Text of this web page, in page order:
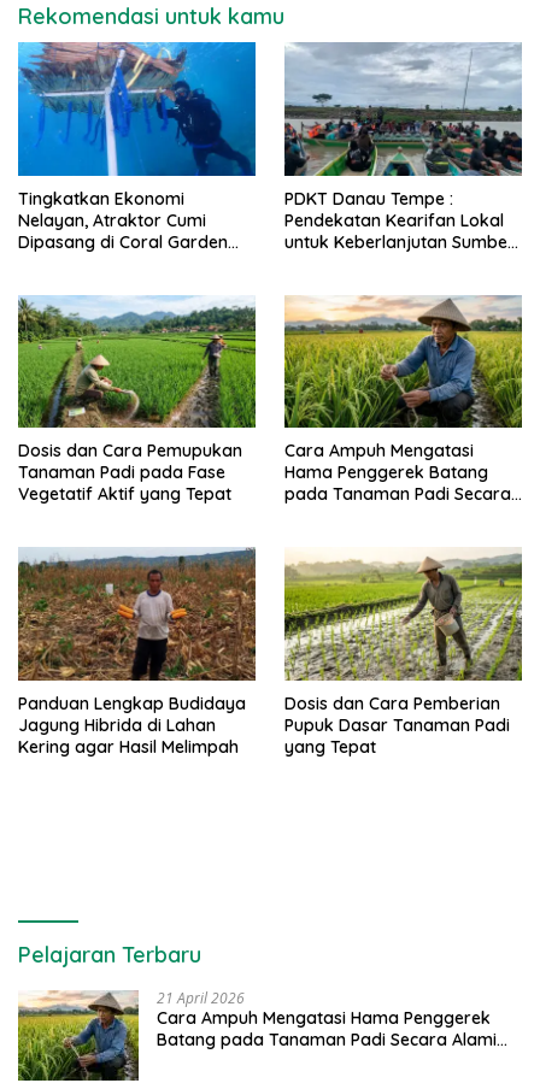
Rekomendasi untuk kamu
Tingkatkan Ekonomi
Nelayan, Atraktor Cumi
Dipasang di Coral Garden
PDKT Danau Tempe :
Pendekatan Kearifan Lokal
untuk Keberlanjutan Sumber
Dosis dan Cara Pemupukan
Tanaman Padi pada Fase
Vegetatif Aktif yang Tepat
Cara Ampuh Mengatasi
Hama Penggerek Batang
pada Tanaman Padi Secara
Panduan Lengkap Budidaya
Jagung Hibrida di Lahan
Kering agar Hasil Melimpah
Dosis dan Cara Pemberian
Pupuk Dasar Tanaman Padi
yang Tepat
Pelajaran Terbaru
21 April 2026
Cara Ampuh Mengatasi Hama Penggerek
Batang pada Tanaman Padi Secara Alami